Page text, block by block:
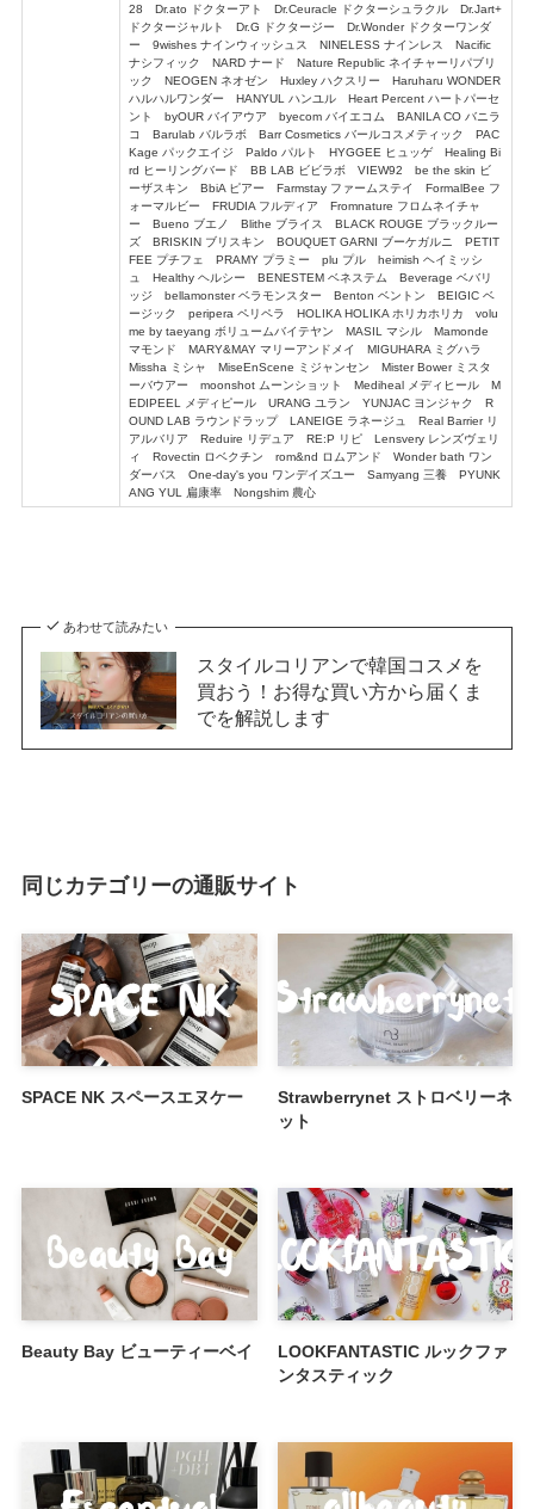
28 Dr.ato ドクターアト Dr.Ceuracle ドクターシュラクル Dr.Jart+
ドクタージャルト Dr.G ドクタージー Dr.Wonder ドクターワンダ
ー 9wishes ナインウィッシュス NINELESS ナインレス Nacific
ナシフィック NARD ナード Nature Republic ネイチャーリパブリ
ック NEOGEN ネオゼン Huxley ハクスリー Haruharu WONDER
ハルハルワンダー HANYUL ハンユル Heart Percent ハートパーセ
ント byOUR バイアウア byecom バイエコム BANILA CO バニラ
コ Barulab バルラボ Barr Cosmetics バールコスメティック PAC
Kage パックエイジ Paldo パルト HYGGEE ヒュッゲ Healing Bi
rd ヒーリングバード BB LAB ビビラボ VIEW92 be the skin ビ
ーザスキン BbiA ピアー Farmstay ファームステイ FormalBee フ
ォーマルビー FRUDIA フルディア Fromnature フロムネイチャ
ー Bueno ブエノ Blithe ブライス BLACK ROUGE ブラックルー
ズ BRISKIN ブリスキン BOUQUET GARNI ブーケガルニ PETIT
FEE プチフェ PRAMY プラミー plu プル heimish ヘイミッシ
ュ Healthy ヘルシー BENESTEM ベネステム Beverage ベバリ
ッジ bellamonster ベラモンスター Benton ベントン BEIGIC ベ
ージック peripera ペリペラ HOLIKA HOLIKA ホリカホリカ volu
me by taeyang ボリュームバイテヤン MASIL マシル Mamonde
マモンド MARY&MAY マリーアンドメイ MIGUHARA ミグハラ
Missha ミシャ MiseEnScene ミジャンセン Mister Bower ミスタ
ーバウアー moonshot ムーンショット Mediheal メディヒール M
EDIPEEL メディピール URANG ユラン YUNJAC ヨンジャク R
OUND LAB ラウンドラップ LANEIGE ラネージュ Real Barrier リ
アルバリア Reduire リデュア RE:P リピ Lensvery レンズヴェリ
ィ Rovectin ロベクチン rom&nd ロムアンド Wonder bath ワン
ダーバス One-day's you ワンデイズユー Samyang 三養 PYUNK
ANG YUL 扁康率 Nongshim 農心
あわせて読みたい
スタイルコリアンで韓国コスメを
買おう！お得な買い方から届くま
でを解説します
同じカテゴリーの通販サイト
SPACE NK スペースエヌケー
Strawberrynet ストロベリーネ
ット
Beauty Bay ビューティーベイ
LOOKFANTASTIC ルックファ
ンタスティック